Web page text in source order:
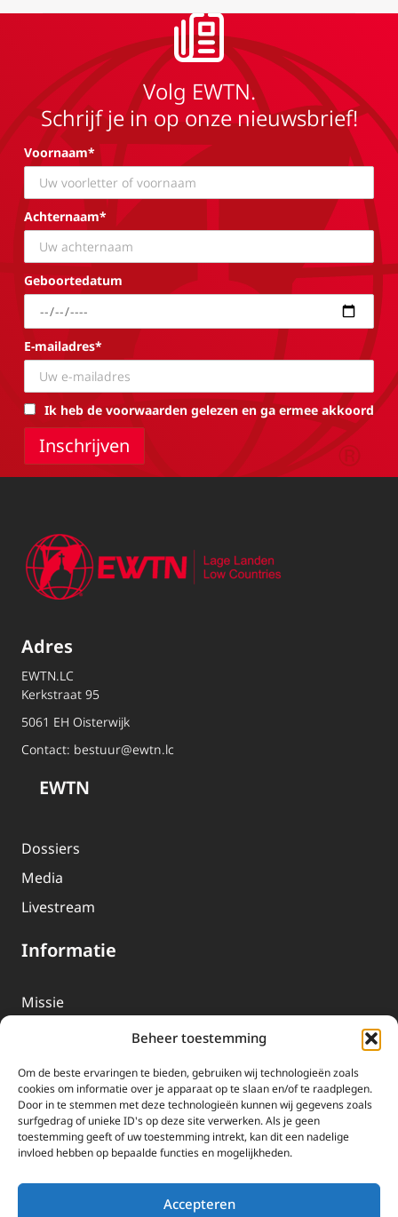
Beheer toestemming
Om de beste ervaringen te bieden, gebruiken wij technologieën zoals
cookies om informatie over je apparaat op te slaan en/of te raadplegen.
Door in te stemmen met deze technologieën kunnen wij gegevens zoals
surfgedrag of unieke ID's op deze site verwerken. Als je geen
toestemming geeft of uw toestemming intrekt, kan dit een nadelige
invloed hebben op bepaalde functies en mogelijkheden.
Accepteren
Volg EWTN.
Schrijf je in op onze nieuwsbrief!
Voornaam*
Achternaam*
Geboortedatum
E-mailadres*
Ik heb de voorwaarden gelezen en ga ermee akkoord
Adres
EWTN.LC
Kerkstraat 95
5061 EH Oisterwijk
Contact: bestuur@ewtn.lc
EWTN
Dossiers
Media
Livestream
Informatie
Missie
EWTN-Team
Organisatiegegevens
Doneren
EWTN wordt uitsluitend gefinancierd door uw donaties.